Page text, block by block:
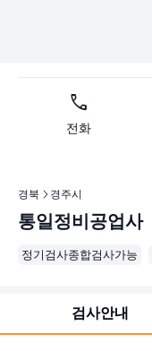
call
전화
경북 경주시
통일정비공업사
정기검사종합검사가능
검사안내